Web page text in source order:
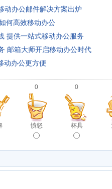
动办公邮件解决方案出炉
何高效移动办公
提供一站式移动办公服务
邮箱大师开启移动办公时代
动办公更方便
0
愤怒
0
杯具